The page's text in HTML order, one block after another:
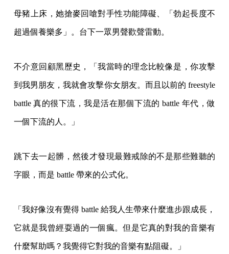
母豬上床，她搶麥回嗆對手性功能障礙、「勃起長度不
超過個養樂多」。台下一眾男聲歡聲雷動。
不介意回顧黑歷史，「我當時的理念比較像是，你攻擊
到我男朋友，我就會攻擊你女朋友。而且以前的 freestyle
battle 真的很下流，我是活在那個下流的 battle 年代，做
一個下流的人。」
跳下去一起髒，然後才發現最難戒除的不是那些難聽的
字眼，而是 battle 帶來的公式化。
「我好像沒有覺得 battle 給我人生帶來什麼進步跟成長，
它就是我曾經耍過的一個瘋。但是它真的對我的音樂有
什麼幫助嗎？我覺得它對我的音樂有點阻礙。」